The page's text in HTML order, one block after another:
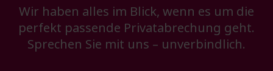
Wir haben alles im Blick, wenn es um die
perfekt passende Privatabrechung geht.
Sprechen Sie mit uns – unverbindlich.